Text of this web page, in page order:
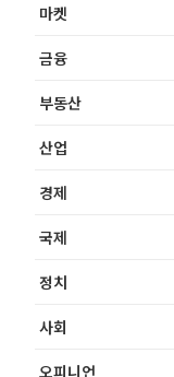
마켓
금융
부동산
산업
경제
국제
정치
사회
오피니언